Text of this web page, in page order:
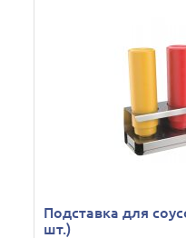
Подставка для
шт.)